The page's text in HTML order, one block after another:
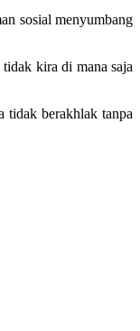
sosial menyumbang
kira di mana saja
tidak berakhlak tanpa